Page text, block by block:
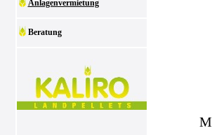
Anlagenvermietung
Beratung